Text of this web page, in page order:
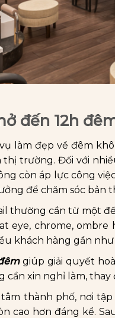
đến 12h
làm đẹp về đêm
trường. Đối với
còn áp lực công
để chăm sóc bản
thường cần từ một
eye, chrome, ombre
khách hàng gần
giúp giải quyết
cần xin nghỉ làm,
thành phố, nơi
cao hơn đáng kể.